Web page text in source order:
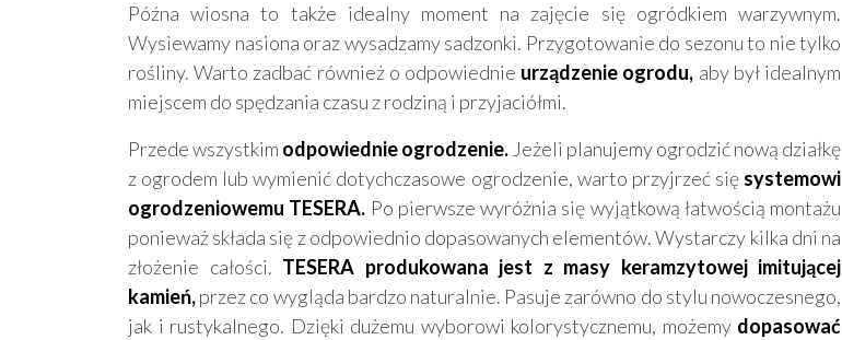
Późna wiosna to także idealny moment na zajęcie się ogródkiem warzywnym.
Wysiewamy nasiona oraz wysadzamy sadzonki. Przygotowanie do sezonu to nie tylko
rośliny. Warto zadbać również o odpowiednie urządzenie ogrodu, aby był idealnym
miejscem do spędzania czasu z rodziną i przyjaciółmi.
Przede wszystkim odpowiednie ogrodzenie. Jeżeli planujemy ogrodzić nową działkę
z ogrodem lub wymienić dotychczasowe ogrodzenie, warto przyjrzeć się systemowi
ogrodzeniowemu TESERA. Po pierwsze wyróżnia się wyjątkową łatwością montażu
ponieważ składa się z odpowiednio dopasowanych elementów. Wystarczy kilka dni na
złożenie całości. TESERA produkowana jest z masy keramzytowej imitującej
kamień,przez co wygląda bardzo naturalnie. Pasuje zarówno do stylu nowoczesnego,
jak i rustykalnego. Dzięki dużemu wyborowi kolorystycznemu, możemy dopasować